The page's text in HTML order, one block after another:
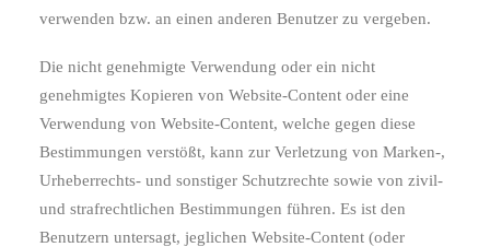
verwenden bzw. an einen anderen Benutzer zu vergeben.
Die nicht genehmigte Verwendung oder ein nicht
genehmigtes Kopieren von Website-Content oder eine
Verwendung von Website-Content, welche gegen diese
Bestimmungen verstößt, kann zur Verletzung von Marken-,
Urheberrechts- und sonstiger Schutzrechte sowie von zivil-
und strafrechtlichen Bestimmungen führen. Es ist den
Benutzern untersagt, jeglichen Website-Content (oder